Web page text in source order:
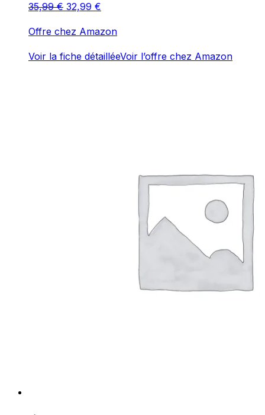
35,99€ Le
initial
était :
32,99 €
actuel
est :
Offre chez Amazon
Voir la fiche détailléeVoir l’offre chez Amazon